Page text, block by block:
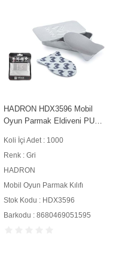
HADRON HDX3596 Mobil
Oyun Parmak Eldiveni PUBG
Gri
Koli İçi Adet : 1000
Renk : Gri
HADRON
Mobil Oyun Parmak Kılıfı
Stok Kodu : HDX3596
Barkodu : 8680469051595